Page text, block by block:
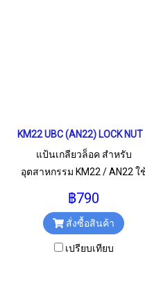
KM22 UBC (AN22) LOCK
แป้นเกลียวล็อค สำหรับ
อุตสาหกรรม KM22 / AN22 ใ
฿790
สั่งซื้อสินค้า
เปรียบเทียบ